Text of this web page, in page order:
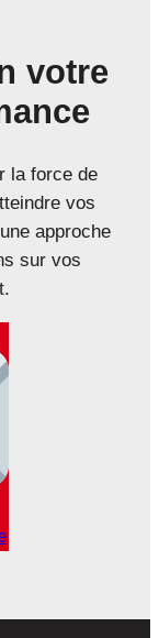
votre
la force de
vos
approche
sur vos